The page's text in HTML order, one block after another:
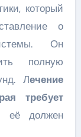
который
о
Он
полную
Лечение
требует
должен